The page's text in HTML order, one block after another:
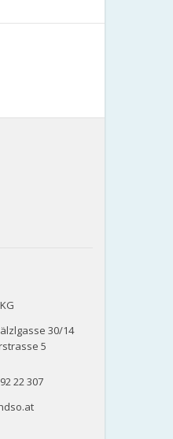
30/14
5
22 307